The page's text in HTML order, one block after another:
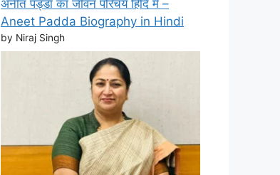
अनीत पड्डा का जीवन परिचय हिंदि मे –
Aneet Padda Biography in Hindi
by Niraj Singh